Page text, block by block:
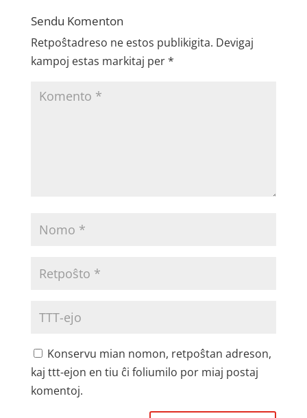
Sendu Komenton
Retpoŝtadreso ne estos publikigita. Devigaj
kampoj estas markitaj per*
Konservu mian nomon, retpoŝtan adreson,
kaj ttt-ejon en tiu ĉi foliumilo por miaj postaj
komentoj.